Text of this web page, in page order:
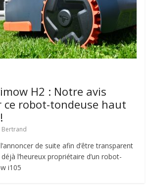
H2 : Notre avis
ce robot-tondeuse haut
Bertrand
de suite afin d’être transparent
l’heureux propriétaire d’un robot-
i105